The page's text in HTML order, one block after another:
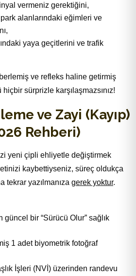
vermeniz gerektiğini,
alanlarındaki eğimleri ve
yaya geçitlerini ve trafik
ve refleks haline getirmiş
sürprizle karşılaşmazsınız!
ve Zayi (Kayıp)
Rehberi)
yeni çipli ehliyetle değiştirmek
kaybettiyseniz, süreç oldukça
tekrar yazılmanıza gerek yoktur.
bir “Sürücü Olur” sağlık
1 adet biyometrik fotoğraf
İşleri (NVİ) üzerinden randevu